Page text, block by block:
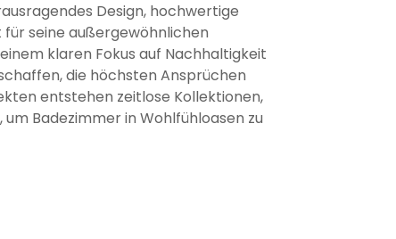
Design, hochwertige
seine außergewöhnlichen
klaren Fokus auf Nachhaltigkeit
die höchsten Ansprüchen
entstehen zeitlose Kollektionen,
Badezimmer in Wohlfühloasen zu